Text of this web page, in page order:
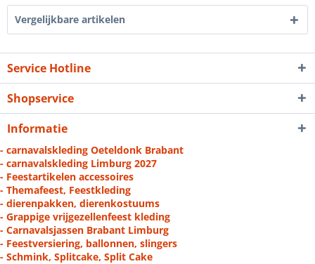
Vergelijkbare artikelen
Service Hotline
Shopservice
Informatie
- carnavalskleding Oeteldonk Brabant
- carnavalskleding Limburg 2027
- Feestartikelen accessoires
- Themafeest, Feestkleding
- dierenpakken, dierenkostuums
- Grappige vrijgezellenfeest kleding
- Carnavalsjassen Brabant Limburg
- Feestversiering, ballonnen, slingers
- Schmink, Splitcake, Split Cake